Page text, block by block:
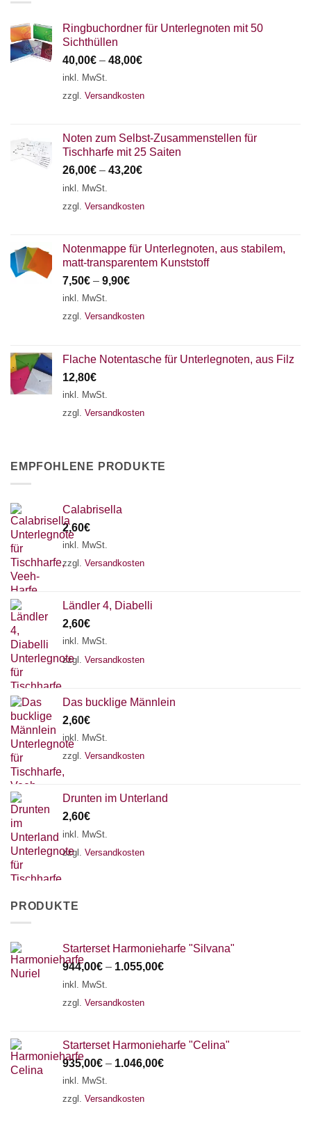
Ringbuchordner für Unterlegnoten mit 50
Sichthüllen
40,00€ – 48,00€
inkl. MwSt.
zzgl. Versandkosten
Noten zum Selbst-Zusammenstellen für
Tischharfe mit 25 Saiten
26,00€ – 43,20€
inkl. MwSt.
zzgl. Versandkosten
Notenmappe für Unterlegnoten, aus stabilem,
matt-transparentem Kunststoff
7,50€ – 9,90€
inkl. MwSt.
zzgl. Versandkosten
Flache Notentasche für Unterlegnoten, aus Filz
12,80€
inkl. MwSt.
zzgl. Versandkosten
EMPFOHLENE PRODUKTE
Calabrisella
2,60€
inkl. MwSt.
zzgl. Versandkosten
Ländler 4, Diabelli
2,60€
inkl. MwSt.
zzgl. Versandkosten
Das bucklige Männlein
2,60€
inkl. MwSt.
zzgl. Versandkosten
Drunten im Unterland
2,60€
inkl. MwSt.
zzgl. Versandkosten
PRODUKTE
Starterset Harmonieharfe "Silvana"
944,00€ – 1.055,00€
inkl. MwSt.
zzgl. Versandkosten
Starterset Harmonieharfe "Celina"
935,00€ – 1.046,00€
inkl. MwSt.
zzgl. Versandkosten